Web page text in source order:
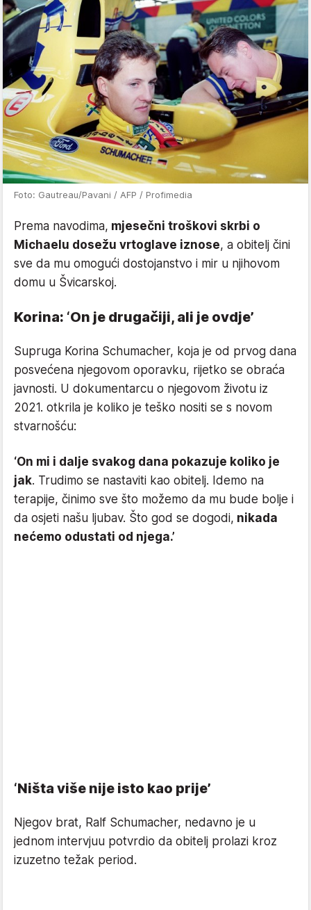
Foto: Gautreau/Pavani / AFP / Profimedia
Prema navodima, mjesečni troškovi skrbi o
Michaelu dosežu vrtoglave iznose, a obitelj čini
sve da mu omogući dostojanstvo i mir u njihovom
domu u Švicarskoj.
Korina: ‘On je drugačiji, ali je ovdje’
Supruga Korina Schumacher, koja je od prvog dana
posvećena njegovom oporavku, rijetko se obraća
javnosti. U dokumentarcu o njegovom životu iz
2021. otkrila je koliko je teško nositi se s novom
stvarnošću:
‘On mi i dalje svakog dana pokazuje koliko je
jak. Trudimo se nastaviti kao obitelj. Idemo na
terapije, činimo sve što možemo da mu bude bolje i
da osjeti našu ljubav. Što god se dogodi, nikada
nećemo odustati od njega.’
‘Ništa više nije isto kao prije’
Njegov brat, Ralf Schumacher, nedavno je u
jednom intervjuu potvrdio da obitelj prolazi kroz
izuzetno težak period.